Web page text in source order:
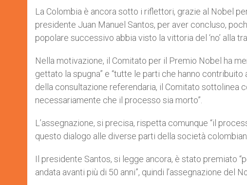
p
p
g
e
r
o
k
r
La Colombia è ancora sotto i riflettori, grazie al Nobel
presidente Juan Manuel Santos, per aver concluso,
popolare successivo abbia visto la vittoria del ‘no’ alla
Nella motivazione, il Comitato per il Premio Nobel ha
gettato la spugna” e “tutte le parti che hanno
della consultazione referendaria, il Comitato sottolinea
necessariamente che il processo sia morto”.
L’assegnazione, si precisa, rispetta comunque “il
questo dialogo alle diverse parti della società
Il presidente Santos, si legge ancora, è stato premiato
andata avanti più di 50 anni”, quindi l’assegnazione del